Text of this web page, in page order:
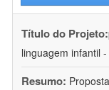
Título do Projeto:
linguagem infantil
Resumo: